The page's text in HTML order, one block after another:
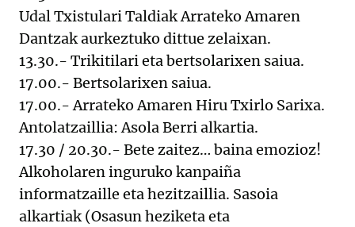
Udal Txistulari Taldiak Arrateko Amaren
Dantzak aurkeztuko dittue zelaixan.
13.30.- Trikitilari eta bertsolarixen saiua.
17.00.- Bertsolarixen saiua.
17.00.- Arrateko Amaren Hiru Txirlo Sarixa.
Antolatzaillia: Asola Berri alkartia.
17.30 / 20.30.- Bete zaitez… baina emozioz!
Alkoholaren inguruko kanpaiña
informatzaille eta hezitzaillia. Sasoia
alkartiak (Osasun heziketa eta